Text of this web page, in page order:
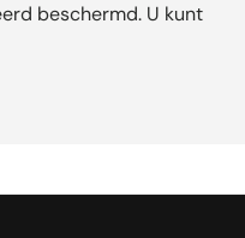
beschermd. U kunt